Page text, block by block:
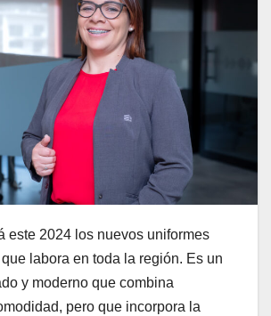
este 2024 los nuevos uniformes
labora en toda la región. Es un
y moderno que combina
pero que incorpora la